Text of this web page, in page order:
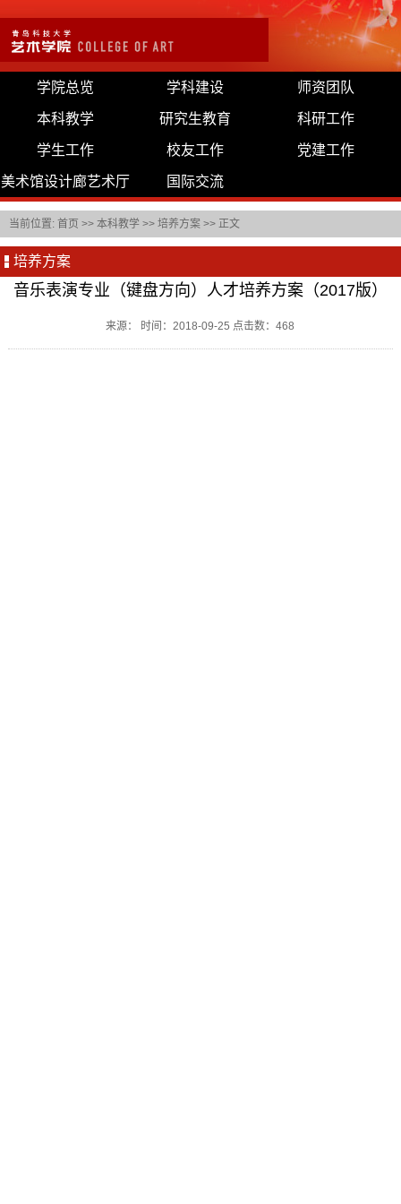
学院总览 学科建设 师资团队
本科教学 研究生教育 科研工作
学生工作 校友工作 党建工作
美术馆设计廊艺术厅 国际交流
当前位置: 首页 >> 本科教学 >> 培养方案 >> 正文
培养方案
音乐表演专业（键盘方向）人才培养方案（2017版）
来源： 时间：2018-09-25 点击数：468